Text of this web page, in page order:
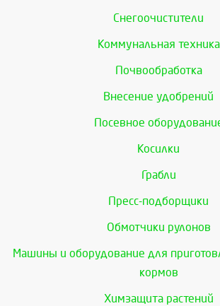
Снегоочистители
Коммунальная техника
Почвообработка
Внесение удобрений
Посевное
Косилки
Грабли
Пресс-подборщики
Обмотчики рулонов
Машины и оборудование для
кормов
Химзащита растений